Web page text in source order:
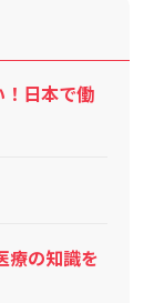
日本で働
の知識を